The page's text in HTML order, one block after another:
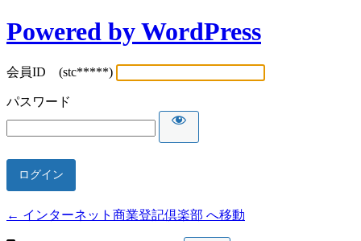
Powered by WordPress
会員ID (stc*****)
パスワード
← インターネット商業登記倶楽部 へ移動